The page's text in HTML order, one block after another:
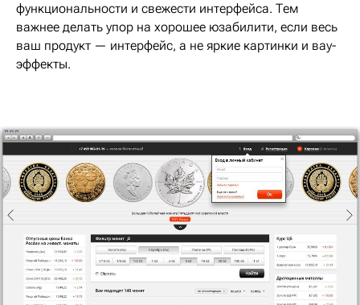
функциональности и свежести интерфейса. Тем
важнее делать упор на хорошее юзабилити, если весь
ваш продукт — интерфейс, а не яркие картинки и вау-
эффекты.